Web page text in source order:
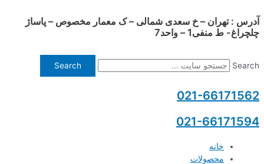
پرش
به
آدرس : تهران – خ سعدی شمالی – ک معمار مخصوص – پاساژ
چلچراغ- ط منفی1 – واحد7
Search
Search
021-66171562
021-66171594
خانه
محصولات